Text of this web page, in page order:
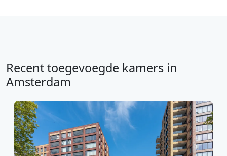
Recent toegevoegde kamers in
Amsterdam